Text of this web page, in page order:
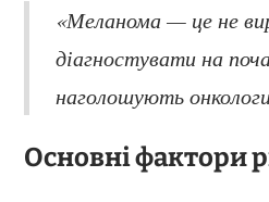
«Меланома — це не
діагностувати на
наголошують
Основні фактори